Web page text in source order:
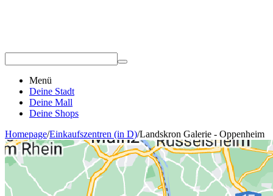
Menü
Deine Stadt
Deine Mall
Deine Shops
Homepage/Einkaufszentren (in D)/Landskron Galerie - Oppenheim